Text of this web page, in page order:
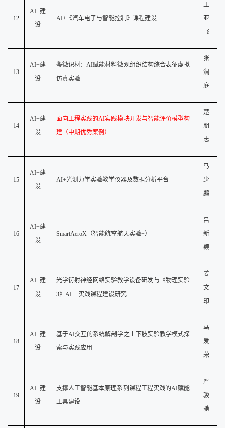
12
AI+建
设
AI+《汽车电子与智能控制》课程建设
王
亚
飞
13
AI+建
设
鉴微识材： AI赋能材料微观组织结构综合表征虚拟
仿真实验
张
澜
庭
14
AI+建
设
面向工程实践的AI实践模块开发与智能评价模型构
建（中期优秀案例）
楚
朋
志
15
AI+建
设
AI+光测力学实验教学仪器及数据分析平台
马
少
鹏
16
AI+建
设
SmartAeroX（智能航空航天实验+）
吕
新
颖
17
AI+建
设
光学衍射神经网络实验教学设备研发与《物理实验
3》AI + 实践课程建设研究
姜
文
印
18
AI+建
设
基于AI交互的系统解剖学之上下肢实验教学模式探
索与实践应用
马
爱
荣
19
AI+建
设
支撑人工智能基本原理系列课程工程实践的AI赋能
工具建设
严
骏
驰